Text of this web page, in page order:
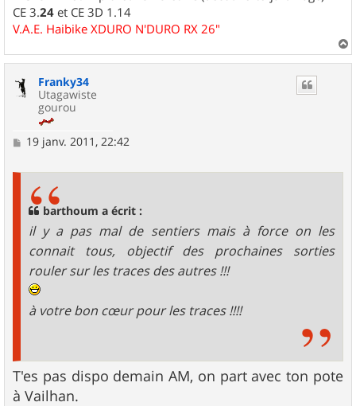
CE 3.24 et CE 3D 1.14
V.A.E. Haibike XDURO N'DURO RX 26"
a
Franky34
Utagawiste
gourou
M19 janv. 2011, 22:42
barthoum a écrit :
il y a pas mal de sentiers mais à force on les
connait tous, objectif des prochaines sorties
rouler sur les traces des autres !!!
à votre bon cœur pour les traces !!!!
T'es pas dispo demain AM, on part avec ton pote
à Vailhan.